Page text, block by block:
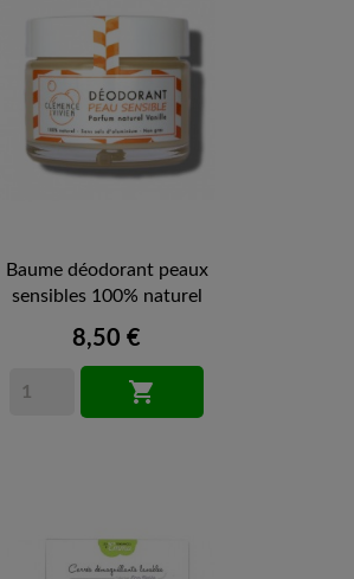
Baume déodorant peaux
sensibles 100% naturel
8,50 €
